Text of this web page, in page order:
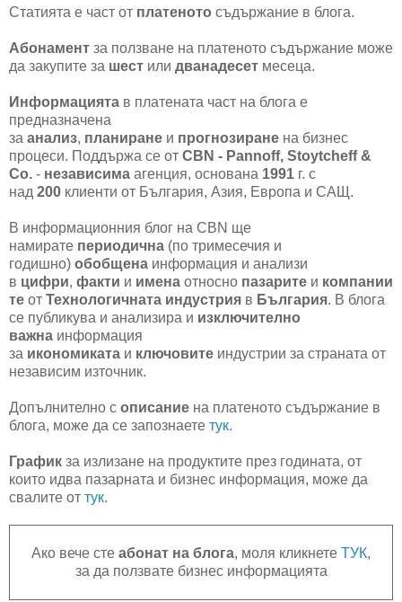
Статията е част от платеното съдържание в блога.
Абонамент за ползване на платеното съдържание може
да закупите за шест или дванадесет месеца.
Информацията в платената част на блога е
предназначена
за анализ, планиране и прогнозиране на бизнес
процеси. Поддържа се от CBN - Pannoff, Stoytcheff &
Co. - независима агенция, основана 1991 г. с
над 200 клиенти от България, Азия, Европа и САЩ.
В информационния блог на CBN ще
намирате периодична (по тримесечия и
годишно) обобщена информация и анализи
в цифри, факти и имена относно пазарите и компании
те от Технологичната индустрия в България. В блога
се публикува и анализира и изключително
важна информация
за икономиката и ключовите индустрии за страната от
независим източник.
Допълнително с описание на платеното съдържание в
блога, може да се запознаете тук.
График за излизане на продуктите през годината, от
които идва пазарната и бизнес информация, може да
свалите от тук.
Ако вече сте абонат на блога, моля кликнете ТУК,
за да ползвате бизнес информацията